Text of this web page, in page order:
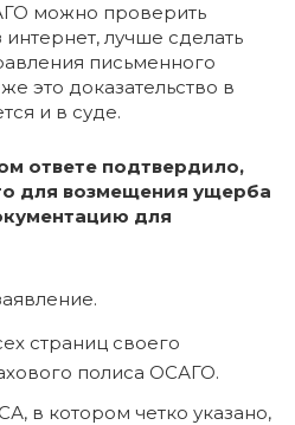
можно проверить
лучше сделать
письменного
это доказательство в
и в суде.
ответе подтвердило,
для возмещения ущерба
для
страниц своего
полиса ОСАГО.
в котором четко указано,